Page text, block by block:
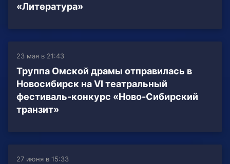
«Литература»
23 мая в 21:43
Труппа Омской драмы отправилась в
Новосибирск на VI театральный
фестиваль-конкурс «Ново-Сибирский
транзит»
27 июня в 15:33